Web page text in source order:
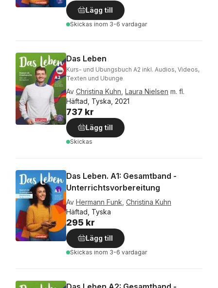
Lägg till
Skickas inom 3-6 vardagar
Das Leben
Kurs- und Ubungsbuch A2 inkl. Audios, Videos,
Texten und Ubunge
Av Christina Kuhn Laura Nielsen m. fl.
Häftad, Tyska, 2021
737 kr
Lägg till
Skickas
Das Leben. A1: Gesamtband -
Unterrichtsvorbereitung
Av Hermann Funk Christina Kuhn
Häftad, Tyska
295 kr
Lägg till
Skickas inom 3-6 vardagar